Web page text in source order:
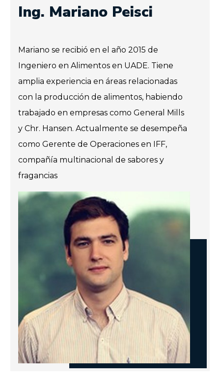
Ing. Mariano Peisci
Mariano se recibió en el año 2015 de
Ingeniero en Alimentos en UADE. Tiene
amplia experiencia en áreas relacionadas
con la producción de alimentos, habiendo
trabajado en empresas como General Mills
y Chr. Hansen. Actualmente se desempeña
como Gerente de Operaciones en IFF,
compañía multinacional de sabores y
fragancias